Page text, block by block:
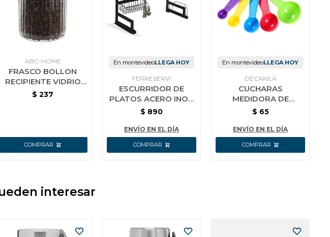
ABC-HOME
FRASCO BOLLON
RECIPIENTE VIDRIO
C/TAPA DE MADERA
$ 237
En montevideoLLEGA HOY
FERRESERVI
ESCURRIDOR DE
PLATOS ACERO INOX
SOBRE FREGADERO
$ 890
ENVÍO EN EL DÍA
En montevideoLLEGA HOY
DECAKILA
CUCHARAS
MEDIDORA DE
PLASTICO DECAKILA
$ 65
ENVÍO EN EL DÍA
interesar